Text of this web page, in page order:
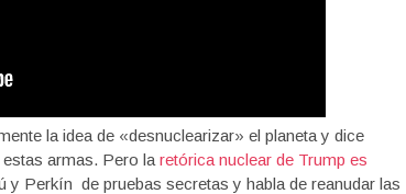
la idea de «desnuclearizar» el planeta y dice
estas armas. Pero la retórica nuclear de Trump es
y Perkín de pruebas secretas y habla de reanudar las